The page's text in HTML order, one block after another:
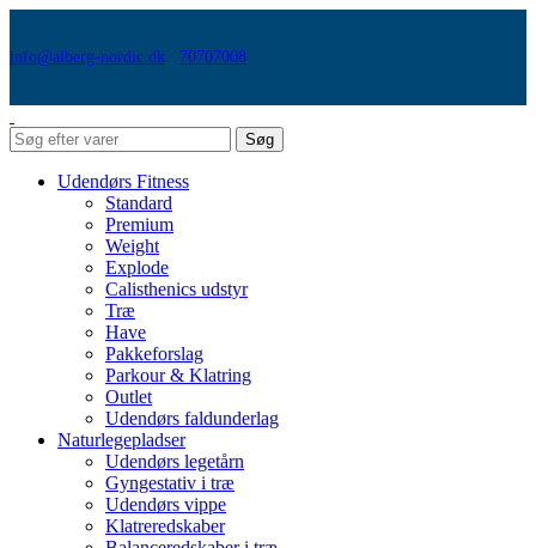
info@alberg-nordic.dk 70707008
Søg
Udendørs Fitness
Standard
Premium
Weight
Explode
Calisthenics udstyr
Træ
Have
Pakkeforslag
Parkour & Klatring
Outlet
Udendørs faldunderlag
Naturlegepladser
Udendørs legetårn
Gyngestativ i træ
Udendørs vippe
Klatreredskaber